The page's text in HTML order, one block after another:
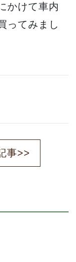
かけて車内
ってみまし
事>>